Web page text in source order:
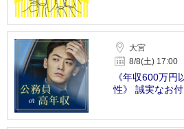
大宮
8/8(土) 17:00
《年収600万円
性》 誠実なお